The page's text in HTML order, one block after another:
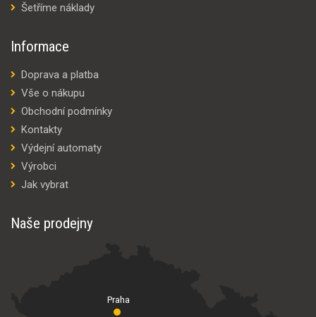
Šetříme náklady
Informace
Doprava a platba
Vše o nákupu
Obchodní podmínky
Kontakty
Výdejní automaty
Výrobci
Jak vybrat
Naše prodejny
Praha